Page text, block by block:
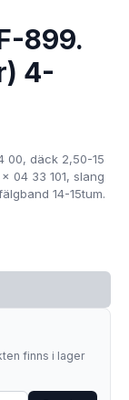
899.
4-
00, däck 2,50-15
04 33 101, slang
14-15tum.
finns i lager